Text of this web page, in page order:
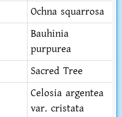
Ochna squarrosa
Bauhinia
purpurea
Sacred Tree
Celosia argentea
var. cristata